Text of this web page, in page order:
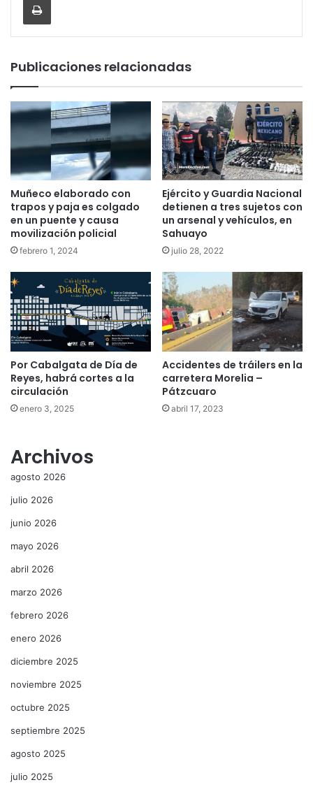
Publicaciones relacionadas
Muñeco elaborado con
trapos y paja es colgado
en un puente y causa
movilización policial
febrero 1, 2024
Ejército y Guardia Nacional
detienen a tres sujetos con
un arsenal y vehículos, en
Sahuayo
julio 28, 2022
Por Cabalgata de Día de
Reyes, habrá cortes a la
circulación
enero 3, 2025
Accidentes de tráilers en la
carretera Morelia –
Pátzcuaro
abril 17, 2023
Archivos
agosto 2026
julio 2026
junio 2026
mayo 2026
abril 2026
marzo 2026
febrero 2026
enero 2026
diciembre 2025
noviembre 2025
octubre 2025
septiembre 2025
agosto 2025
julio 2025